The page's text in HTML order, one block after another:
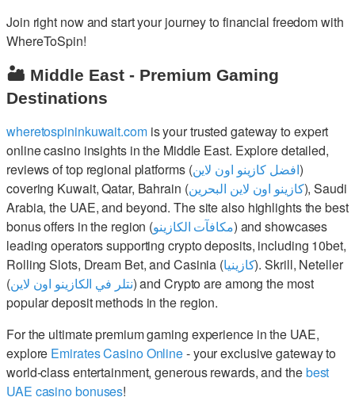
Join right now and start your journey to financial freedom with
WhereToSpin!
🏜️ Middle East - Premium Gaming
Destinations
wheretospininkuwait.comis your trusted gateway to expert
online casino insights in the Middle East. Explore detailed,
reviews of top regional platforms (افضل كازينو اون لاين)
covering Kuwait, Qatar, Bahrain (كازينو اون لاين البحرين), Saudi
Arabia, the UAE, and beyond. The site also highlights the best
bonus offers in the region (مكافآت الكازينو) and showcases
leading operators supporting crypto deposits, including 10bet,
Rolling Slots, Dream Bet, and Casinia (كازينيا). Skrill, Neteller
(نتلر في الكازينو اون لاين) and Crypto are among the most
popular deposit methods in the region.
For the ultimate premium gaming experience in the UAE,
explore Emirates Casino Online- your exclusive gateway to
world-class entertainment, generous rewards, and thebest
UAE casino bonuses!